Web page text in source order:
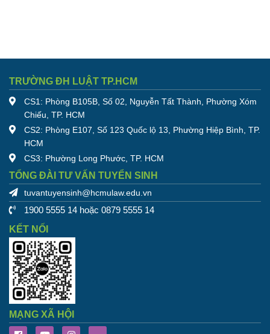
TRƯỜNG ĐH LUẬT TP.HCM
CS1: Phòng B105B, Số 02, Nguyễn Tất Thành, Phường Xóm
Chiếu, TP. HCM
CS2: Phòng E107, Số 123 Quốc lộ 13, Phường Hiệp Bình, TP.
HCM
CS3: Phường Long Phước, TP. HCM
TỔNG ĐÀI TƯ VẤN TUYỂN SINH
tuvantuyensinh@hcmulaw.edu.vn
1900 5555 14 hoặc 0879 5555 14
KẾT NỐI
MẠNG XÃ HỘI